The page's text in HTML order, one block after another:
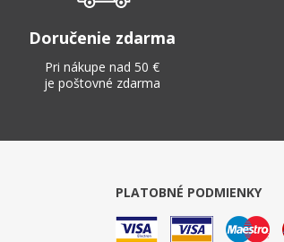
Doručenie zdarma
Pri nákupe nad 50 €
je poštovné zdarma
PLATOBNÉ PODMIENKY